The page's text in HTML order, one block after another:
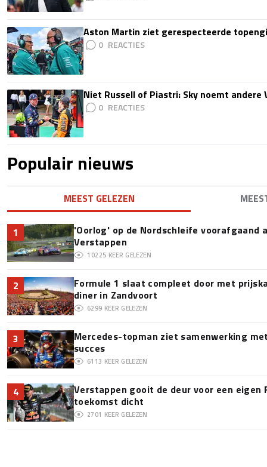
Aston Martin ziet gerespecteerde
0
Niet Russell of Piastri: Sky noemt
0
Populair nieuws
MEEST GELEZEN
1
'Oorlog' op de Nordschleife voorafgaand
Verstappen
10225 KEER GELEZEN
2
Formule 1 slaat compleet door met
diner in Zandvoort
6299 KEER GELEZEN
3
Mercedes-topman ziet samenwerking
succes
6113 KEER GELEZEN
4
Verstappen gooit de deur voor een eigen
toekomst dicht
2701 KEER GELEZEN